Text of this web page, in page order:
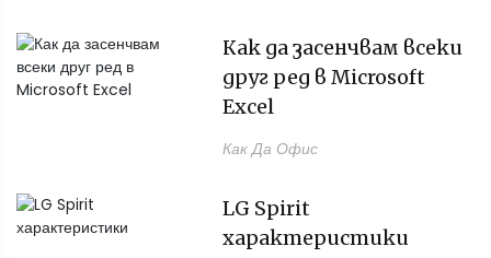
Как да засенчвам всеки
друг ред в Microsoft
Excel
Как Да Офис
LG Spirit
характеристики